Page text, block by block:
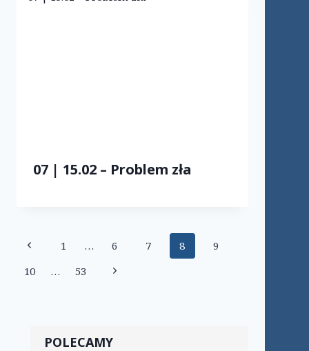
07 | 15.02 – Problem zła
Nawigacja
Poprzednia
strona
1 … 6 7 8
9
10
… 53
Następna
POLECAMY